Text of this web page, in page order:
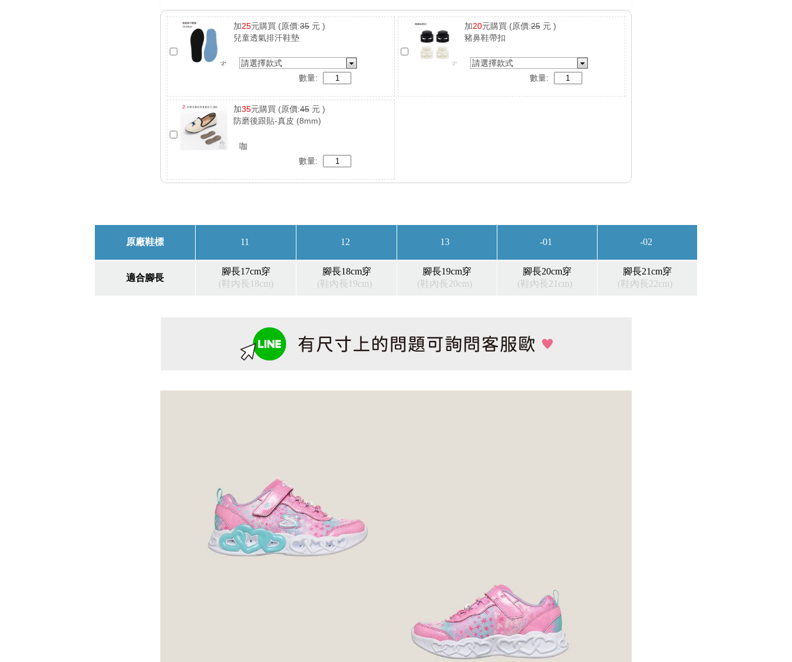
加25元購買 (原價:35 元 )
兒童透氣排汗鞋墊
請選擇款式
數量:
加20元購買 (原價:25元 )
豬鼻鞋帶扣
請選擇款式
數量:
加35元購買 (原價:45 元 )
防磨後跟貼-真皮 (8mm)
咖
數量: